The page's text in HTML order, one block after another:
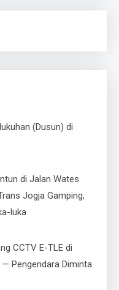
(Dusun) di
di Jalan Wates
Jogja Gamping,
luka
CCTV E-TLE di
— Pengendara Diminta